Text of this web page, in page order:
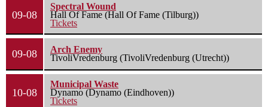
09-08
Spectral Wound
Hall Of Fame (Hall Of Fame (Tilburg))
Tickets
09-08
Arch Enemy
TivoliVredenburg (TivoliVredenburg (Utrecht))
10-08
Municipal Waste
Dynamo (Dynamo (Eindhoven))
Tickets